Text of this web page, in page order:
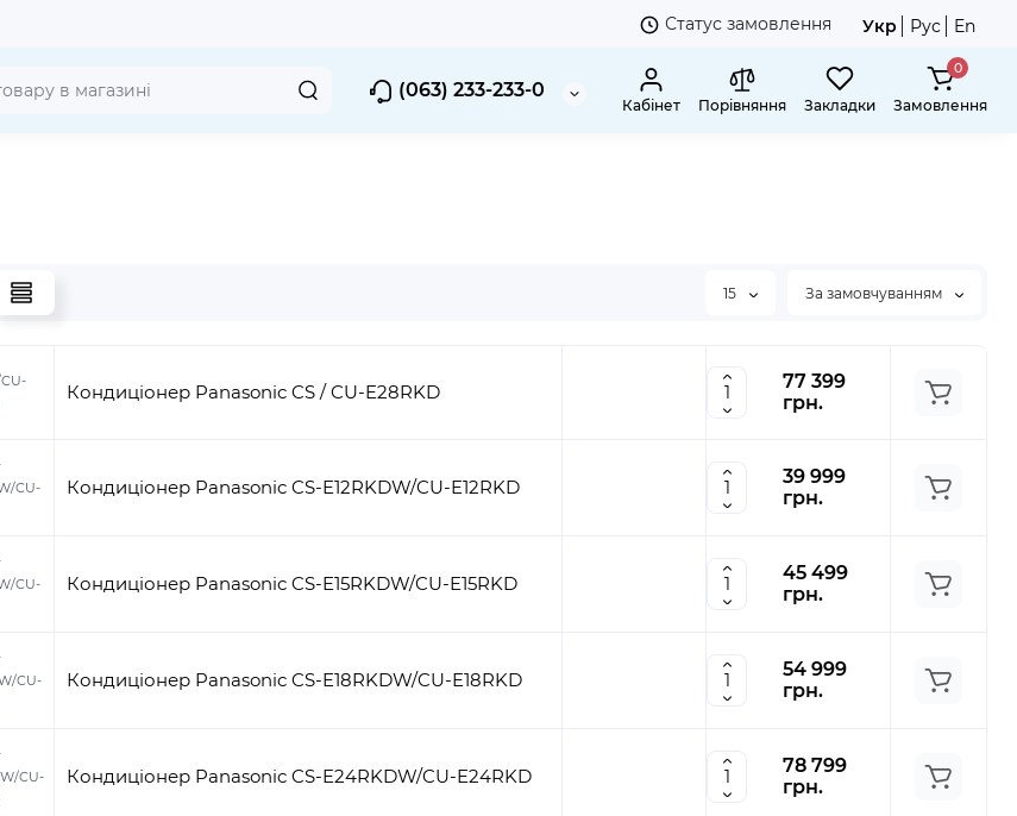
Статус замовлення Укр Рус En
(063) 233-233-0
Кабінет Порівняння Закладки
0
Замовлення
15 За замовчуванням
Кондиціонер Panasonic CS / CU-E28RKD
77 399
грн.
CU-
Кондиціонер Panasonic CS-E12RKDW/CU-E12RKD
39 999
грн.
CU-
Кондиціонер Panasonic CS-E15RKDW/CU-E15RKD
45 499
грн.
CU-
Кондиціонер Panasonic CS-E18RKDW/CU-E18RKD
54 999
грн.
CU-
Кондиціонер Panasonic CS-E24RKDW/CU-E24RKD
78 799
грн.